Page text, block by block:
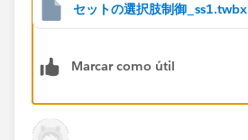
セットの選択肢制御_ss1.twbx
Marcar como útil